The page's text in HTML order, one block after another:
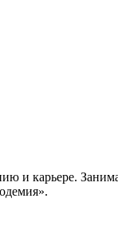
и карьере.